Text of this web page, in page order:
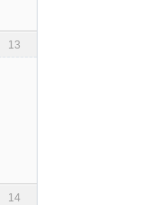
13
14